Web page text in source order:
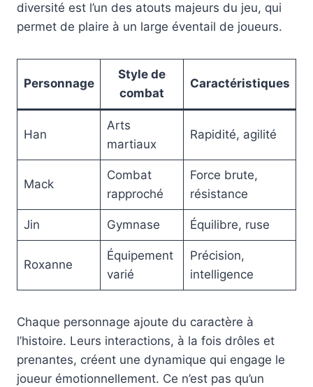
diversité est l’un des atouts majeurs du jeu, qui
permet de plaire à un large éventail de joueurs.
Personnage
Style de
combat
Caractéristiques
Han
Arts
martiaux
Rapidité, agilité
Mack
Combat
rapproché
Force brute,
résistance
Jin Gymnase Équilibre, ruse
Roxanne
Équipement
varié
Précision,
intelligence
Chaque personnage ajoute du caractère à
l’histoire. Leurs interactions, à la fois drôles et
prenantes, créent une dynamique qui engage le
joueur émotionnellement. Ce n’est pas qu’un